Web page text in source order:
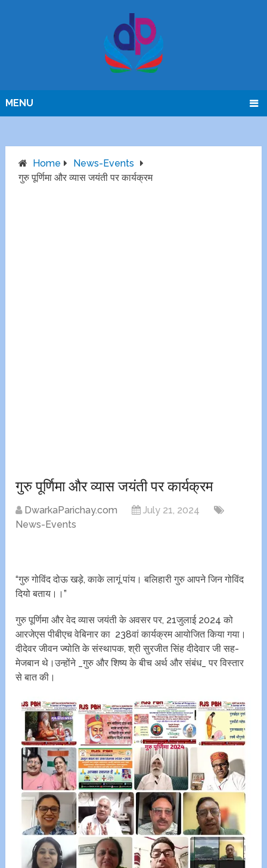
MENU
Home
News-Events
गुरु पूर्णिमा और व्यास जयंती पर कार्यक्रम
गुरु पूर्णिमा और व्यास जयंती पर कार्यक्रम
DwarkaParichay.com
July 21, 2024
News-Events
“गुरु गोविंद दोऊ खड़े, काके लागूं पांय। बलिहारी गुरु आपने जिन गोविंद
दियो बताय।।”
गुरु पूर्णिमा और वेद व्यास जयंती के अवसर पर, 21जुलाई 2024 को
आरजेएस पीबीएच वेबिनार का 238वां कार्यक्रम आयोजित किया गया।
दीदेवर जीवन ज्योति के संस्थापक, श्री सुरजीत सिंह दीदेवार जी सह-
मेजबान थे।उन्होंने _गुरु और शिष्य के बीच अर्थ और संबंध_ पर विस्तार
से बात की।